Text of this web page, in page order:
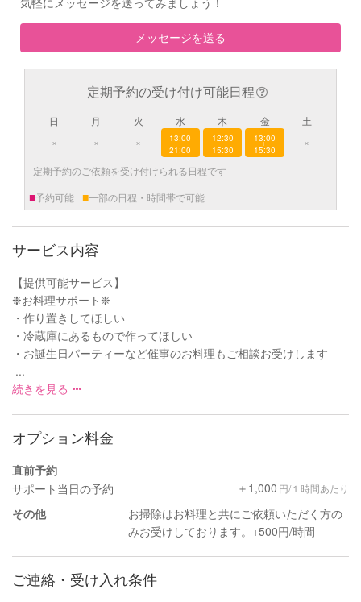
メッセージを送る
定期予約の受け付け可能日程
日
×
月
×
火
×
水
13:00
|
21:00
木
12:30
|
15:30
金
13:00
|
15:30
土
×
定期予約のご依頼を受け付けられる日程です
■予約可能 ■一部の日程・時間帯で可能
サービス内容
【提供可能サービス】
❉お料理サポート❉
・作り置きしてほしい
・冷蔵庫にあるもので作ってほしい
・お誕生日パーティーなど催事のお料理もご相談お受けします
...
続きを見る
オプション料金
直前予約
サポート当日の予約
＋1,000 円/１時間あたり
その他
お掃除はお料理と共にご依頼いただく方の
みお受けしております。+500円/時間
ご連絡・受け入れ条件